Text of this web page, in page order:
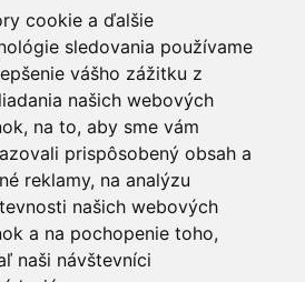
cookie a ďalšie
sledovania používame
vášho zážitku z
našich webových
na to, aby sme vám
prispôsobený obsah a
reklamy, na analýzu
našich webových
a na pochopenie toho,
naši návštevníci
обработки